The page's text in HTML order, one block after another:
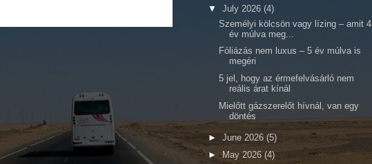
▼ July 2026 (4)
Személyi kölcsön vagy lízing – amit 4
év múlva meg...
Fóliázás nem luxus – 5 év múlva is
megéri
5 jel, hogy az érmefelvásárló nem
reális árat kínál
Mielőtt gázszerelőt hívnál, van egy
döntés
► June 2026 (5)
► May 2026 (4)